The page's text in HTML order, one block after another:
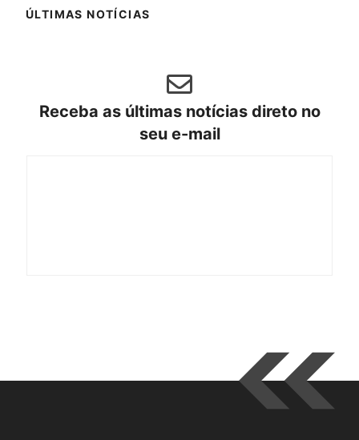
ÚLTIMAS NOTÍCIAS
Receba as últimas notícias direto no
seu e-mail